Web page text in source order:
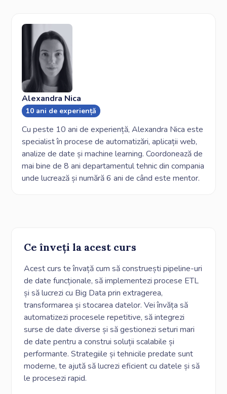
Alexandra Nica
10 ani de experiență
Cu peste 10 ani de experiență, Alexandra Nica este
specialist în procese de automatizări, aplicații web,
analize de date și machine learning. Coordonează de
mai bine de 8 ani departamentul tehnic din compania
unde lucrează și numără 6 ani de când este mentor.
Ce înveți la acest curs
Acest curs te învață cum să construești pipeline-uri
de date funcționale, să implementezi procese ETL
și să lucrezi cu Big Data prin extragerea,
transformarea și stocarea datelor. Vei învăța să
automatizezi procesele repetitive, să integrezi
surse de date diverse și să gestionezi seturi mari
de date pentru a construi soluții scalabile și
performante. Strategiile și tehnicile predate sunt
moderne, te ajută să lucrezi eficient cu datele și să
le procesezi rapid.